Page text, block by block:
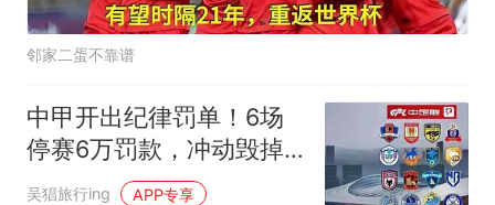
邻家二蛋不靠谱
中甲开出纪律罚单！6场
停赛6万罚款，冲动毁掉
外援维托尔多轮比赛
吴猖旅行ing APP专享